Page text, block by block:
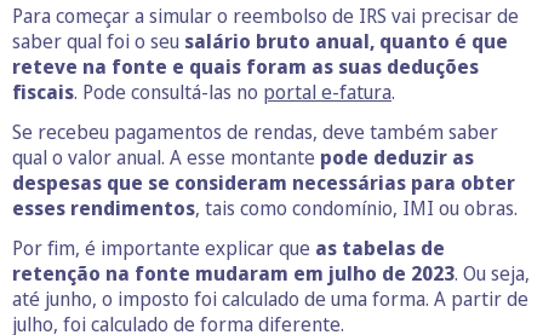
Para começar a simular o reembolso de IRS vai precisar de
saber qual foi o seu salário bruto anual, quanto é que
reteve na fonte e quais foram as suas deduções
fiscais. Pode consultá-las no portal e-fatura.
Se recebeu pagamentos de rendas, deve também saber
qual o valor anual. A esse montante pode deduzir as
despesas que se consideram necessárias para obter
esses rendimentos, tais como condomínio, IMI ou obras.
Por fim, é importante explicar que as tabelas de
retenção na fonte mudaram em julho de 2023. Ou seja,
até junho, o imposto foi calculado de uma forma. A partir de
julho, foi calculado de forma diferente.